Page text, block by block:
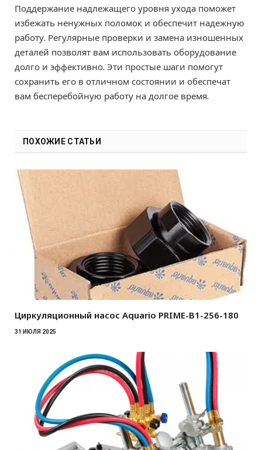
Поддержание надлежащего уровня ухода поможет
избежать ненужных поломок и обеспечит надежную
работу. Регулярные проверки и замена изношенных
деталей позволят вам использовать оборудование
долго и эффективно. Эти простые шаги помогут
сохранить его в отличном состоянии и обеспечат
вам бесперебойную работу на долгое время.
ПОХОЖИЕ СТАТЬИ
Циркуляционный насос Aquario PRIME-B1-256-180
31 ИЮЛЯ 2025